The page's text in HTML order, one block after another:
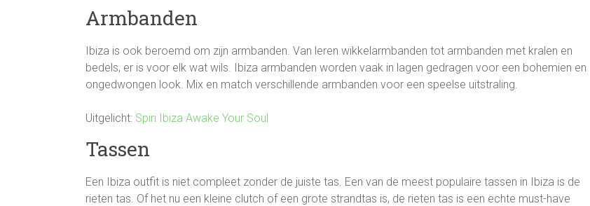
Armbanden
Ibiza is ook beroemd om zijn armbanden. Van leren wikkelarmbanden tot armbanden met kralen en
bedels, er is voor elk wat wils. Ibiza armbanden worden vaak in lagen gedragen voor een bohemien en
ongedwongen look. Mix en match verschillende armbanden voor een speelse uitstraling.
Uitgelicht: Spiri Ibiza Awake Your Soul
Tassen
Een Ibiza outfit is niet compleet zonder de juiste tas. Een van de meest populaire tassen in Ibiza is de
rieten tas. Of het nu een kleine clutch of een grote strandtas is, de rieten tas is een echte must-have